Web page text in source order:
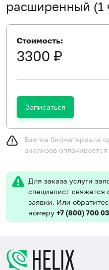
расширенный (1
Стоимость:
3300 ₽
Записаться
Взятие биоматериала
анализов
Для заказа услуги
специалист свяжется
заявки. Или
номеру +7 (800) 700